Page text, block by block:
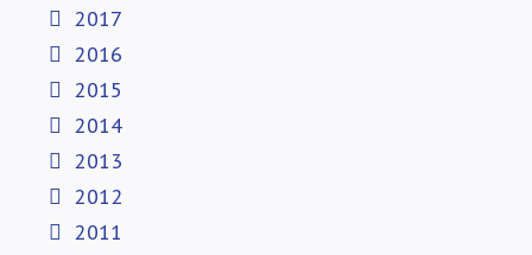
2017
2016
2015
2014
2013
2012
2011